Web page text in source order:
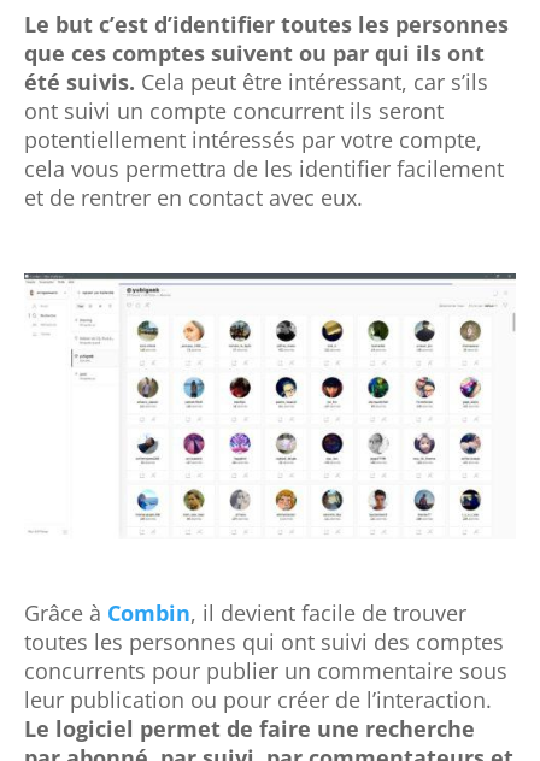
Le but c’est d’identifier toutes les personnes
que ces comptes suivent ou par qui ils ont
été suivis. Cela peut être intéressant, car s’ils
ont suivi un compte concurrent ils seront
potentiellement intéressés par votre compte,
cela vous permettra de les identifier facilement
et de rentrer en contact avec eux.
Grâce à Combin, il devient facile de trouver
toutes les personnes qui ont suivi des comptes
concurrents pour publier un commentaire sous
leur publication ou pour créer de l’interaction.
Le logiciel permet de faire une recherche